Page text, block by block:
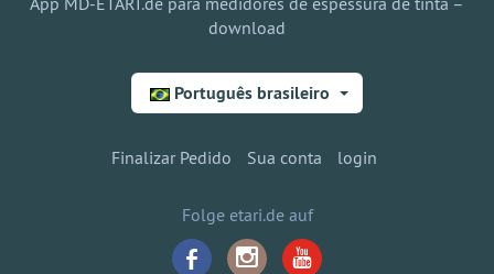
download
Português brasileiro
Finalizar Pedido Sua conta login
Folge etari.de auf